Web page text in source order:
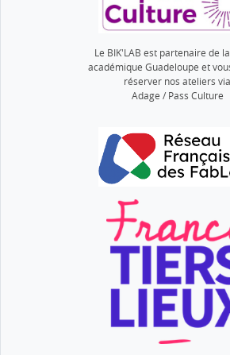
Le BIK'LAB est partenaire de
académique Guadeloupe et
réserver nos ateliers via
Adage / Pass Culture